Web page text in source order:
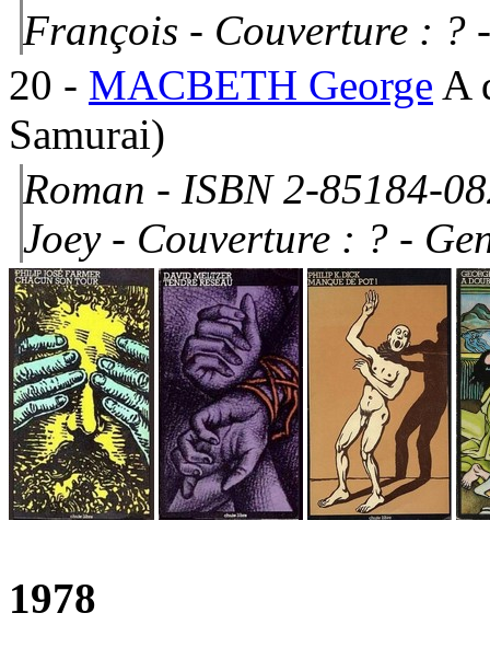
François - Couverture : ?
20 - MACBETH George A
Samurai)
Roman - ISBN 2-85184-
Joey - Couverture : ? -
1978